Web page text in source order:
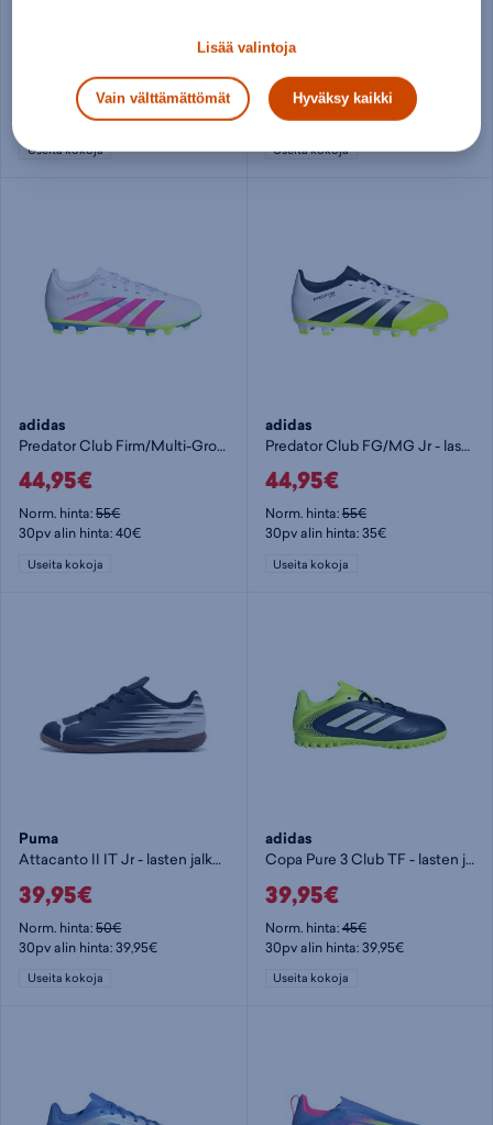
Norm. hinta:54,99€
30pv alin hinta: 49,95€
Useita kokoja
49,95€
Norm. hinta:55€
30pv alin hinta: 49,95€
Useita kokoja
adidas
Predator Club Firm/Multi-Ground Boots Jr - lasten jalkapallokengät (MG)
44,95€
Norm. hinta:55€
30pv alin hinta: 40€
Useita kokoja
adidas
Predator Club FG/MG Jr - lasten jalkapallokengät (FG)
44,95€
Norm. hinta:55€
30pv alin hinta: 35€
Useita kokoja
Puma
Attacanto II IT Jr - lasten jalkapallokengät (IC)
39,95€
Norm. hinta:50€
30pv alin hinta: 39,95€
Useita kokoja
adidas
Copa Pure 3 Club TF - lasten jalkapallokengät (TF)
39,95€
Norm. hinta:45€
30pv alin hinta: 39,95€
Useita kokoja
Lisää valintoja
Vain välttämättömät Hyväksy kaikki